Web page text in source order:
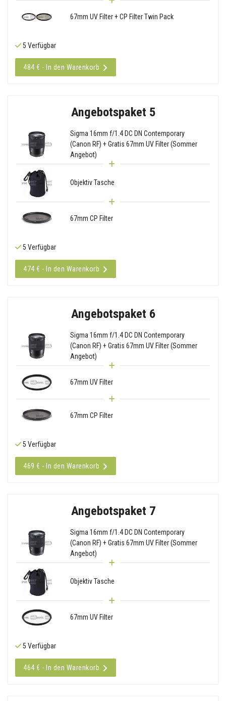
67mm UV Filter + CP Filter Twin Pack
5 Verfügbar
484 € - In den Warenkorb
Angebotspaket 5
Sigma 16mm f/1.4 DC DN Contemporary
(Canon RF) + Gratis 67mm UV Filter (Sommer
Angebot)
Objektiv Tasche
67mm CP Filter
5 Verfügbar
474 € - In den Warenkorb
Angebotspaket 6
Sigma 16mm f/1.4 DC DN Contemporary
(Canon RF) + Gratis 67mm UV Filter (Sommer
Angebot)
67mm UV Filter
67mm CP Filter
5 Verfügbar
469 € - In den Warenkorb
Angebotspaket 7
Sigma 16mm f/1.4 DC DN Contemporary
(Canon RF) + Gratis 67mm UV Filter (Sommer
Angebot)
Objektiv Tasche
67mm UV Filter
5 Verfügbar
464 € - In den Warenkorb